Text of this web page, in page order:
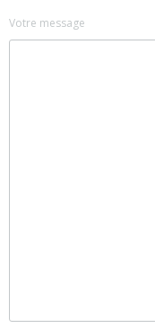
Votre message